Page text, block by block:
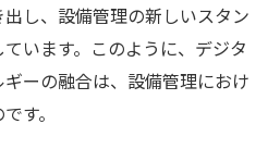
生可能資源の効果的な活用
続可能なエネルギー導入の
し、設備管理の新しいスタン
います。このように、デジタ
ーの融合は、設備管理におけ
す。